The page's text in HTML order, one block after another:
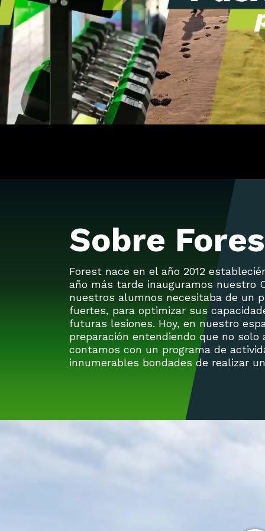
Sobre
Forest nace en el año 2012
año más tarde inauguramos nuestro
nuestros alumnos necesitaba de un
fuertes, para optimizar sus
futuras lesiones. Hoy, en nuestro
preparación entendiendo que no
contamos con un programa de
innumerables bondades de realizar